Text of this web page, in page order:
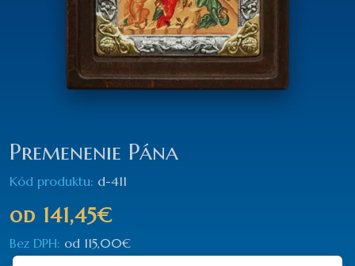
Premenenie Pána
Kód produktu: d-411
od 141,45€
Bez DPH: od 115,00€